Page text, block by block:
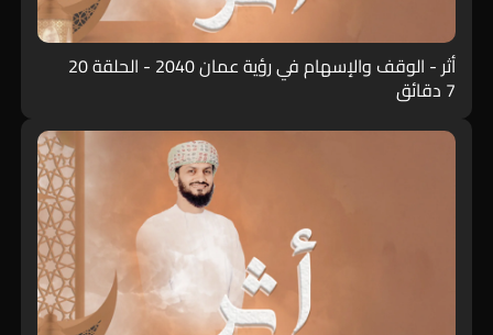
أثر - الوقف والإسهام في رؤية عمان 2040 - الحلقة 20
7 دقائق